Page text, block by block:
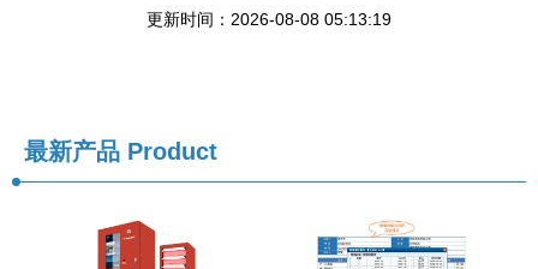
更新时间：2026-08-08 05:13:19
最新产品 Product